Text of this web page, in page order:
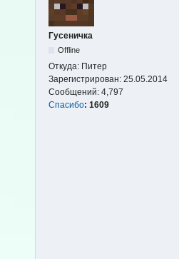
Гусеничка
Offline
Откуда: Питер
Зарегистрирован: 25.05.2014
Сообщений: 4,797
Спасибо: 1609